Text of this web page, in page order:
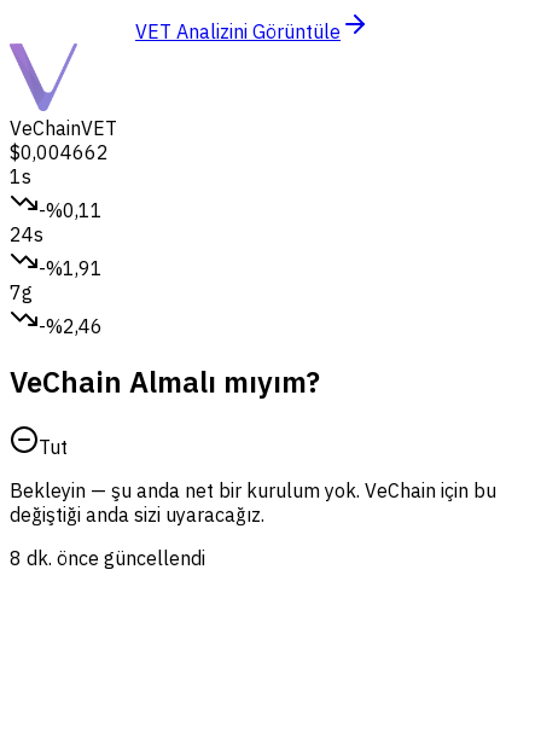
VET Analizini Görüntüle
VeChainVET
$0,004662
1s
-%0,11
24s
-%1,91
7g
-%2,46
VeChain Almalı mıyım?
Tut
Bekleyin — şu anda net bir kurulum yok. VeChain için bu
değiştiği anda sizi uyaracağız.
8 dk. önce güncellendi